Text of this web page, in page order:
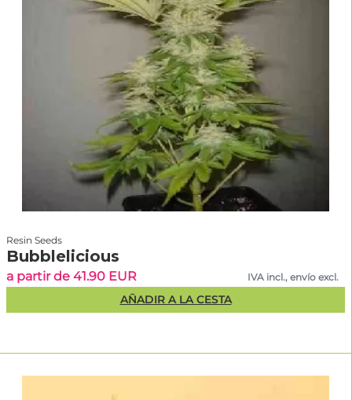
Resin Seeds
Bubblelicious
a partir de 41.90 EUR IVA incl., envío excl.
AÑADIR A LA CESTA